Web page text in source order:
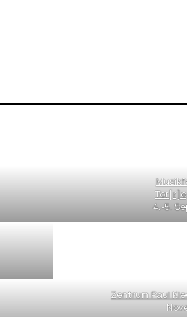
4.-5.
Zentrum Paul